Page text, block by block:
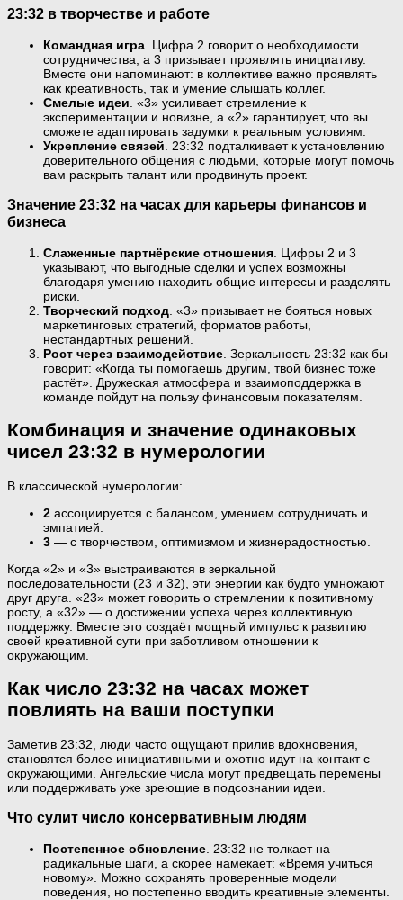
23:32 в творчестве и работе
Командная игра . Цифра 2 говорит о необходимости
сотрудничества, а 3 призывает проявлять инициативу.
Вместе они напоминают: в коллективе важно проявлять
как креативность, так и умение слышать коллег.
Смелые идеи . «3» усиливает стремление к
экспериментации и новизне, а «2» гарантирует, что вы
сможете адаптировать задумки к реальным условиям.
Укрепление связей . 23:32 подталкивает к установлению
доверительного общения с людьми, которые могут помочь
вам раскрыть талант или продвинуть проект.
Значение 23:32 на часах для карьеры финансов и
бизнеса
Слаженные партнёрские отношения . Цифры 2 и 3
указывают, что выгодные сделки и успех возможны
благодаря умению находить общие интересы и разделять
риски.
Творческий подход . «3» призывает не бояться новых
маркетинговых стратегий, форматов работы,
нестандартных решений.
Рост через взаимодействие . Зеркальность 23:32 как бы
говорит: «Когда ты помогаешь другим, твой бизнес тоже
растёт». Дружеская атмосфера и взаимоподдержка в
команде пойдут на пользу финансовым показателям.
Комбинация и значение одинаковых
чисел 23:32 в нумерологии
В классической нумерологии:
2 ассоциируется с балансом, умением сотрудничать и
эмпатией.
3 — с творчеством, оптимизмом и жизнерадостностью.
Когда «2» и «3» выстраиваются в зеркальной
последовательности (23 и 32), эти энергии как будто умножают
друг друга. «23» может говорить о стремлении к позитивному
росту, а «32» — о достижении успеха через коллективную
поддержку. Вместе это создаёт мощный импульс к развитию
своей креативной сути при заботливом отношении к
окружающим.
Как число 23:32 на часах может
повлиять на ваши поступки
Заметив 23:32, люди часто ощущают прилив вдохновения,
становятся более инициативными и охотно идут на контакт с
окружающими. Ангельские числа могут предвещать перемены
или поддерживать уже зреющие в подсознании идеи.
Что сулит число консервативным людям
Постепенное обновление . 23:32 не толкает на
радикальные шаги, а скорее намекает: «Время учиться
новому». Можно сохранять проверенные модели
поведения, но постепенно вводить креативные элементы.